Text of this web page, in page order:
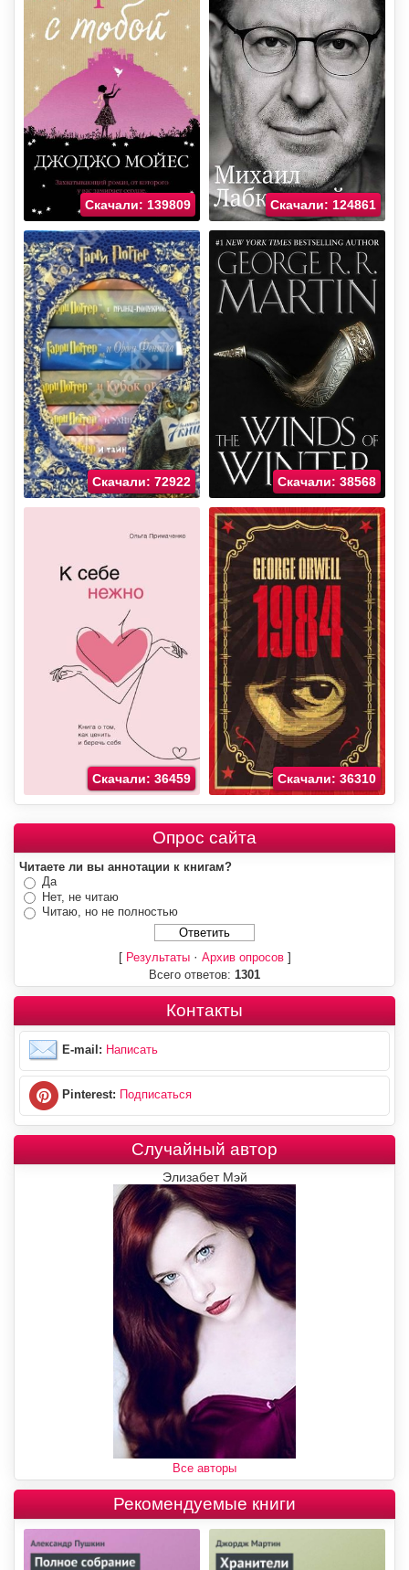
Скачали: 139809 Скачали: 124861
Скачали: 72922 Скачали: 38568
Скачали: 36459 Скачали: 36310
Опрос сайта
Читаете ли вы аннотации к книгам?
Да
Нет, не читаю
Читаю, но не полностью
[ Результаты· Архив опросов]
Всего ответов: 1301
Контакты
E-mail: Написать
Pinterest: Подписаться
Случайный автор
Элизабет Мэй
Все авторы
Рекомендуемые книги